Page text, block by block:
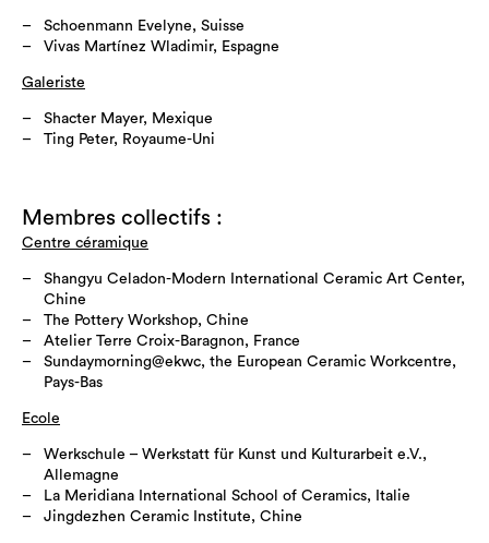
Schoenmann Evelyne, Suisse
Vivas Martínez Wladimir, Espagne
Galeriste
Shacter Mayer, Mexique
Ting Peter, Royaume-Uni
Membres collectifs :
Centre céramique
Shangyu Celadon-Modern International Ceramic Art Center,
Chine
The Pottery Workshop, Chine
Atelier Terre Croix-Baragnon, France
Sundaymorning@ekwc, the European Ceramic Workcentre,
Pays-Bas
Ecole
Werkschule – Werkstatt für Kunst und Kulturarbeit e.V.,
Allemagne
La Meridiana International School of Ceramics, Italie
Jingdezhen Ceramic Institute, Chine